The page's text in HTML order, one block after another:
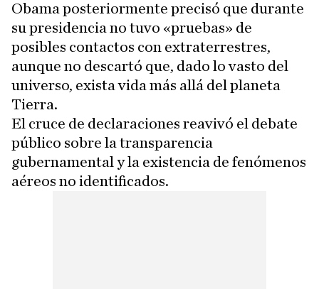
Obama posteriormente precisó que durante
su presidencia no tuvo «pruebas» de
posibles contactos con extraterrestres,
aunque no descartó que, dado lo vasto del
universo, exista vida más allá del planeta
Tierra.
El cruce de declaraciones reavivó el debate
público sobre la transparencia
gubernamental y la existencia de fenómenos
aéreos no identificados.